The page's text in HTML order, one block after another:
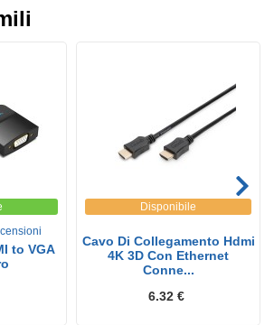
to VGA
Disponibile
Cavo Di Collegamento Hdmi
4K 3D Con Ethernet
Conne...
6.32 €